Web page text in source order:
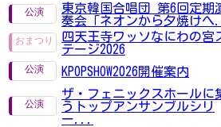
東京韓国合唱団 第6回定期
奏会「ネオンから夕焼けへ
四天王寺ワッソなにわの宮
テージ2026
KPOPSHOW2026開催案内
ザ・フェニックスホールに
うトップアンサンブルシリ
ー...